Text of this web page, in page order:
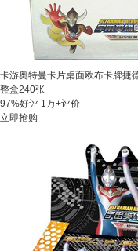
卡游奥特曼卡片桌面欧布卡牌捷
整盒240张
97%好评 1万+评价
立即抢购